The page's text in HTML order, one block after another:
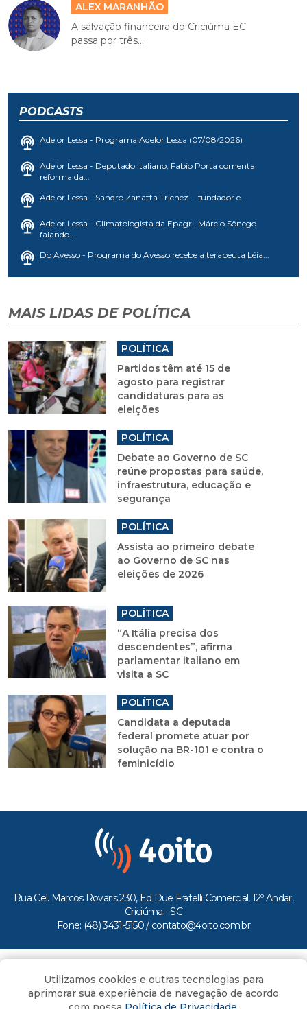
ALEX MARANHÃO
A salvação financeira do Criciúma EC
passa por três...
PODCASTS
Adelor Lessa - Programa Adelor Lessa (07/08/2026)
Adelor Lessa - Deputado italiano, Fabio Porta comenta
reforma da...
Adelor Lessa - Sandro Zanatta Trichez - fundador e...
Adelor Lessa - Climatologista da Epagri, Márcio Sônego
falando...
Do Avesso - Programa do Avesso recebe a terapeuta Léia...
MAIS LIDAS DE POLÍTICA
POLÍTICA
Partidos têm até 15 de
agosto para registrar
candidaturas para as
eleições
POLÍTICA
Debate ao Governo de SC
reúne propostas para saúde,
infraestrutura, educação e
segurança
POLÍTICA
Assista ao primeiro debate
ao Governo de SC nas
eleições de 2026
POLÍTICA
“A Itália precisa dos
descendentes”, afirma
parlamentar italiano em
visita a SC
POLÍTICA
Candidata a deputada
federal promete atuar por
solução na BR-101 e contra o
feminicídio
Rua Cel. Marcos Rovaris 230, Ed Due Fratelli Comercial, 12º Andar,
Criciúma - SC
Fone: (48) 3431-5150 / contato@4oito.com.br
Todos os direitos reservados ao Portal 4oito
Utilizamos cookies e outras tecnologias para
aprimorar sua experiência de navegação de acordo